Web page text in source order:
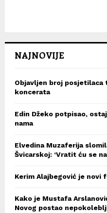
NAJNOVIJE
Objavljen broj posjetilaca
koncerata
Edin Džeko potpisao,
nama
Elvedina Muzaferija
Švicarskoj: ‘Vratit ću se
Kerim Alajbegović je novi
Kako je Mustafa
Novog postao